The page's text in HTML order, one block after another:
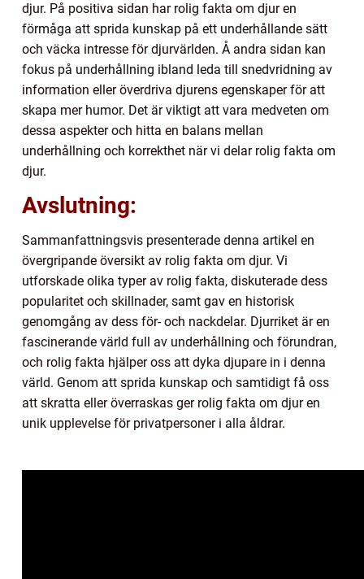
djur. På positiva sidan har rolig fakta om djur en
förmåga att sprida kunskap på ett underhållande sätt
och väcka intresse för djurvärlden. Å andra sidan kan
fokus på underhållning ibland leda till snedvridning av
information eller överdriva djurens egenskaper för att
skapa mer humor. Det är viktigt att vara medveten om
dessa aspekter och hitta en balans mellan
underhållning och korrekthet när vi delar rolig fakta om
djur.
Avslutning:
Sammanfattningsvis presenterade denna artikel en
övergripande översikt av rolig fakta om djur. Vi
utforskade olika typer av rolig fakta, diskuterade dess
popularitet och skillnader, samt gav en historisk
genomgång av dess för- och nackdelar. Djurriket är en
fascinerande värld full av underhållning och förundran,
och rolig fakta hjälper oss att dyka djupare in i denna
värld. Genom att sprida kunskap och samtidigt få oss
att skratta eller överraskas ger rolig fakta om djur en
unik upplevelse för privatpersoner i alla åldrar.